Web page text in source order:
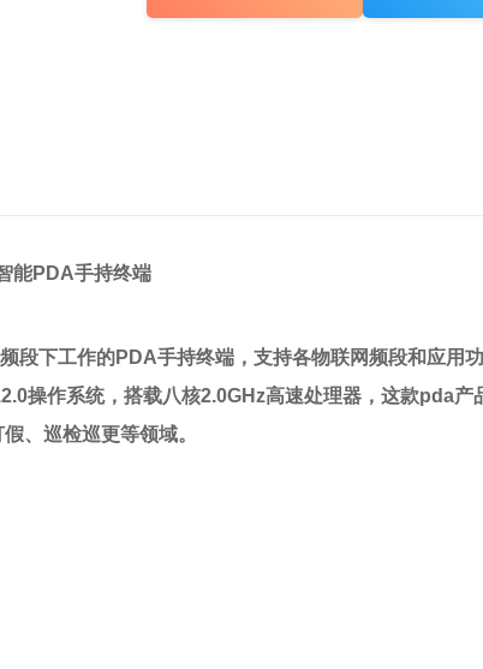
能PDA手持终端
段下工作的PDA手持终端，支持各物联网频段和应用
操作系统，搭载八核2.0GHz高速处理器，这款pda
、巡检巡更等领域。